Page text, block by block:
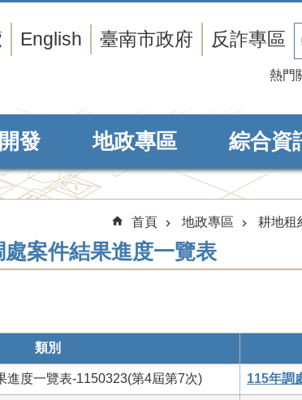
English 臺南市政府 反詐專區
熱門
發 地政專區 綜合資
首頁
地政專區 耕地租
案件結果進度一覽表
類別
進度一覽表-1150323(第4屆第7次) 115年調